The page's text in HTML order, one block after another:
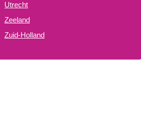
Utrecht
Zeeland
Zuid-Holland